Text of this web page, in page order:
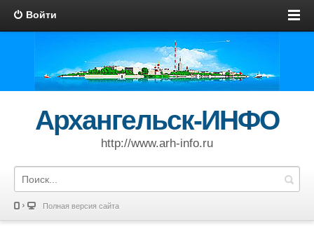
Войти
Архангельск-ИНФО
http://www.arh-info.ru
Полная версия сайта